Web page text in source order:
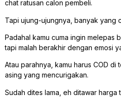
chat ratusan calon pembeli.
Tapi ujung-ujungnya, banyak yang
Padahal kamu cuma ingin melepas
tapi malah berakhir dengan emosi
Atau parahnya, kamu harus COD di
asing yang mencurigakan.
Sudah dites lama, eh ditawar harga